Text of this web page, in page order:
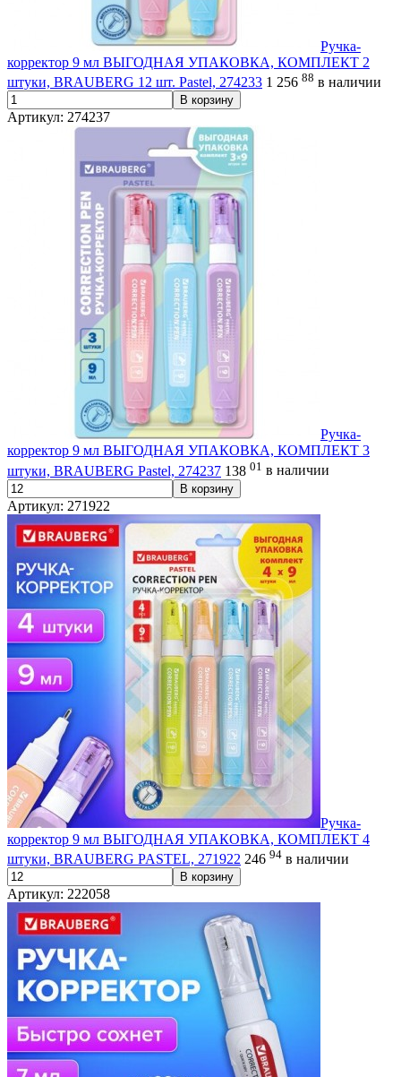
Ручка-
корректор 9 мл ВЫГОДНАЯ УПАКОВКА, КОМПЛЕКТ 2
штуки, BRAUBERG 12 шт. Pastel, 274233 1 256 88 в наличии
В корзину
Артикул: 274237
Ручка-
корректор 9 мл ВЫГОДНАЯ УПАКОВКА, КОМПЛЕКТ 3
штуки, BRAUBERG Pastel, 274237 138 01 в наличии
В корзину
Артикул: 271922
Ручка-
корректор 9 мл ВЫГОДНАЯ УПАКОВКА, КОМПЛЕКТ 4
штуки, BRAUBERG PASTEL, 271922 246 94 в наличии
В корзину
Артикул: 222058